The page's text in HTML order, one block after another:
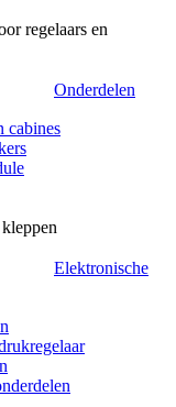
regelaars en
Onderdelen
cabines
Elektronische